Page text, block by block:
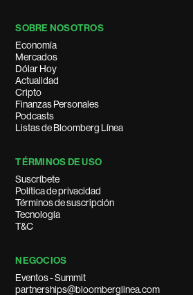
SOBRE NOSOTROS
Economía
Mercados
Dólar Hoy
Actualidad
Cripto
Finanzas Personales
Podcasts
Listas de Bloomberg Línea
TÉRMINOS DE USO
Suscríbete
Política de privacidad
Términos de suscripción
Tecnología
T&C
NEGOCIOS
Eventos - Summit
partnerships@bloomberglinea.com